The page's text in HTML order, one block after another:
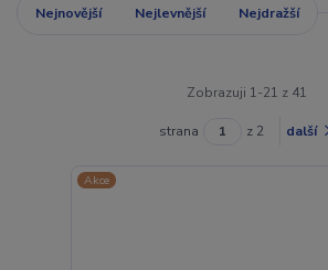
Nejnovější Nejlevnější Nejdražší
Zobrazuji 1-21 z 41
strana z 2 další
Akce